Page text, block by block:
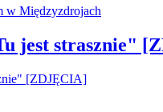
jest strasznie"